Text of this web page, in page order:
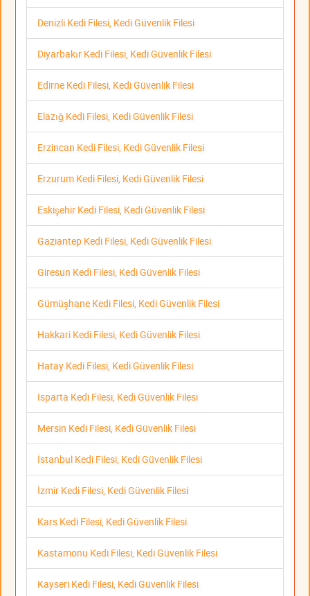
Denizli Kedi Filesi, Kedi Güvenlik Filesi
Diyarbakır Kedi Filesi, Kedi Güvenlik Filesi
Edirne Kedi Filesi, Kedi Güvenlik Filesi
Elazığ Kedi Filesi, Kedi Güvenlik Filesi
Erzincan Kedi Filesi, Kedi Güvenlik Filesi
Erzurum Kedi Filesi, Kedi Güvenlik Filesi
Eskişehir Kedi Filesi, Kedi Güvenlik Filesi
Gaziantep Kedi Filesi, Kedi Güvenlik Filesi
Giresun Kedi Filesi, Kedi Güvenlik Filesi
Gümüşhane Kedi Filesi, Kedi Güvenlik Filesi
Hakkari Kedi Filesi, Kedi Güvenlik Filesi
Hatay Kedi Filesi, Kedi Güvenlik Filesi
Isparta Kedi Filesi, Kedi Güvenlik Filesi
Mersin Kedi Filesi, Kedi Güvenlik Filesi
İstanbul Kedi Filesi, Kedi Güvenlik Filesi
İzmir Kedi Filesi, Kedi Güvenlik Filesi
Kars Kedi Filesi, Kedi Güvenlik Filesi
Kastamonu Kedi Filesi, Kedi Güvenlik Filesi
Kayseri Kedi Filesi, Kedi Güvenlik Filesi